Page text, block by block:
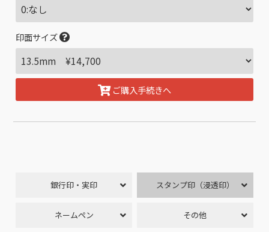
印面サイズ
ご購入手続きへ
銀行印・実印 スタンプ印（浸透印）
ネームペン その他